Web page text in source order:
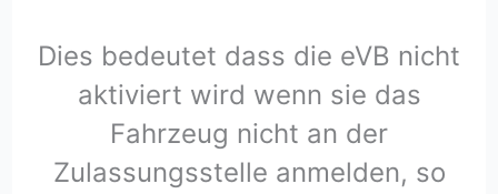
Dies bedeutet dass die eVB nicht
aktiviert wird wenn sie das
Fahrzeug nicht an der
Zulassungsstelle anmelden, so